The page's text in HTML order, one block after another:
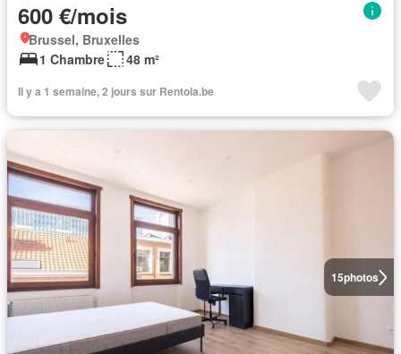
600 €/mois
Brussel, Bruxelles
1 Chambre
48 m²
Il y a 1 semaine, 2 jours sur Rentola.be
15photos